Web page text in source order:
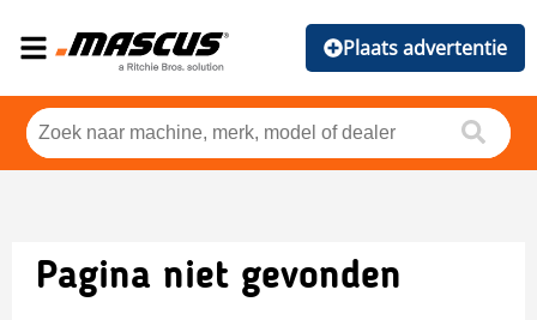
Plaats advertentie
Pagina niet gevonden